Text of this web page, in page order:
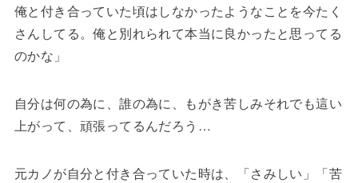
俺と付き合っていた頃はしなかったようなことを今たく
さんしてる。俺と別れられて本当に良かったと思ってる
のかな」
自分は何の為に、誰の為に、もがき苦しみそれでも這い
上がって、頑張ってるんだろう…
元カノが自分と付き合っていた時は、「さみしい」「苦